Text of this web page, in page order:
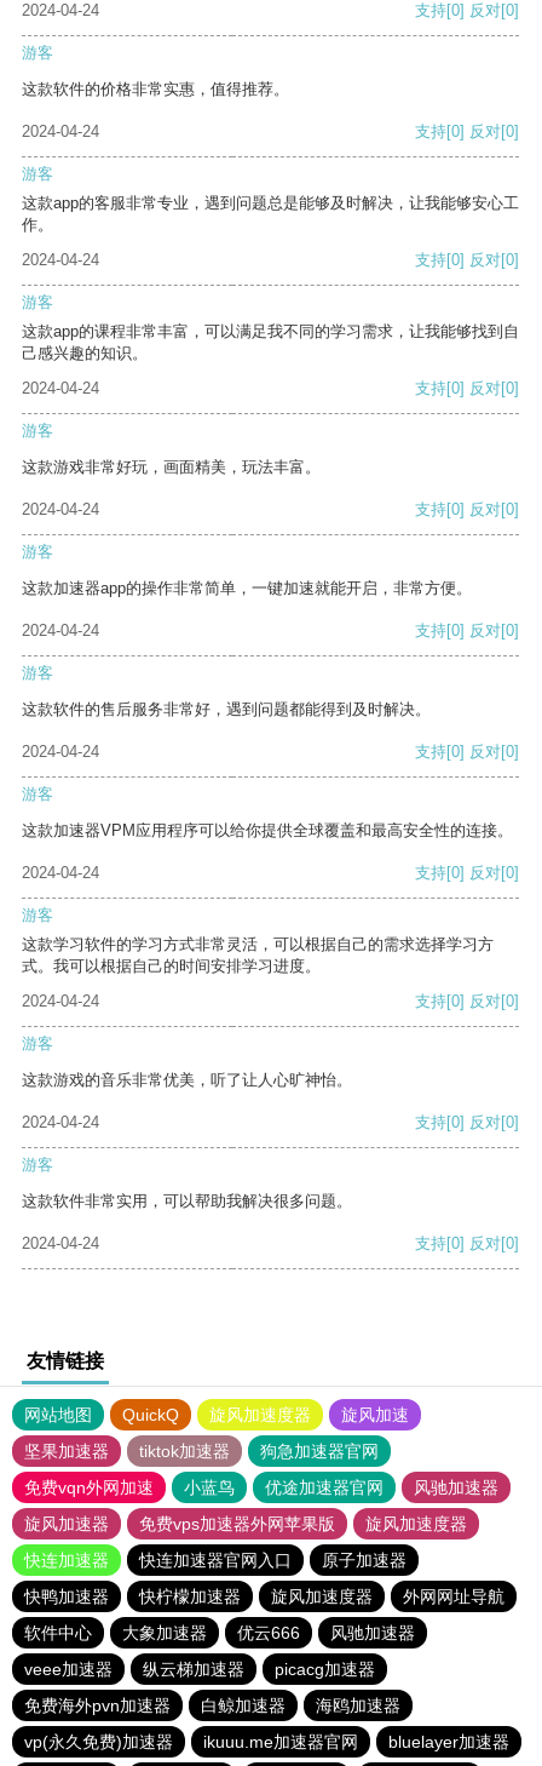
2024-04-24
支持[0] 反对[0]
游客
这款软件的价格非常实惠，值得推荐。
2024-04-24 支持[0] 反对[0]
游客
这款app的客服非常专业，遇到问题总是能够及时解决，让我能够安心工
作。
2024-04-24
支持[0] 反对[0]
游客
这款app的课程非常丰富，可以满足我不同的学习需求，让我能够找到自
己感兴趣的知识。
2024-04-24
支持[0] 反对[0]
游客
这款游戏非常好玩，画面精美，玩法丰富。
2024-04-24 支持[0] 反对[0]
游客
这款加速器app的操作非常简单，一键加速就能开启，非常方便。
2024-04-24 支持[0] 反对[0]
游客
这款软件的售后服务非常好，遇到问题都能得到及时解决。
2024-04-24 支持[0] 反对[0]
游客
这款加速器VPM应用程序可以给你提供全球覆盖和最高安全性的连接。
2024-04-24 支持[0] 反对[0]
游客
这款学习软件的学习方式非常灵活，可以根据自己的需求选择学习方
式。我可以根据自己的时间安排学习进度。
2024-04-24
支持[0] 反对[0]
游客
这款游戏的音乐非常优美，听了让人心旷神怡。
2024-04-24 支持[0] 反对[0]
游客
这款软件非常实用，可以帮助我解决很多问题。
2024-04-24 支持[0] 反对[0]
友情链接
网站地图 QuickQ 旋风加速度器
旋风加速
坚果加速器
tiktok加速器
狗急加速器官网
免费vqn外网加速
小蓝鸟 优途加速器官网
风驰加速器
旋风加速器
免费vps加速器外网苹果版
旋风加速度器
快连加速器
快连加速器官网入口
原子加速器
快鸭加速器
快柠檬加速器 旋风加速度器
外网网址导航
软件中心
大象加速器 优云666
风驰加速器
veee加速器
纵云梯加速器
picacg加速器
免费海外pvn加速器
白鲸加速器
海鸥加速器
vp(永久免费)加速器
ikuuu.me加速器官网 bluelayer加速器